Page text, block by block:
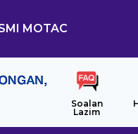
MOTAC
Soalan
Lazim